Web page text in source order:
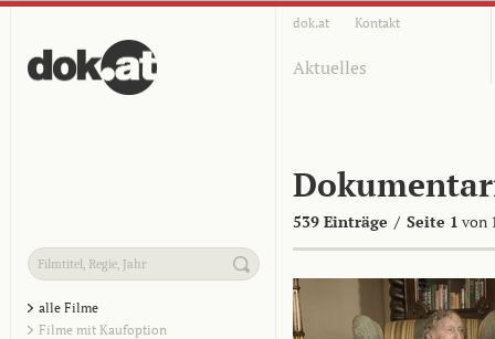
dok.at Kontakt
Aktuelles
539 Einträge / Seite 1 von
alle Filme
Filme mit Kaufoption